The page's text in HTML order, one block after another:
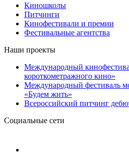
Киношколы
Питчинги
Кинофестивали и премии
Фестивальные агентства
Наши проекты
Международный
короткометражного кино»
Международный фестиваль
«Будем жить»
Всероссийский питчинг
Социальные сети